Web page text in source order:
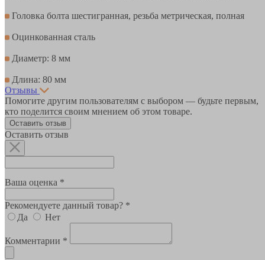
Головка болта шестигранная, резьба метрическая, полная
Оцинкованная сталь
Диаметр: 8 мм
Длина: 80 мм
Отзывы
Помогите другим пользователям с выбором — будьте первым,
кто поделится своим мнением об этом товаре.
Оставить отзыв
Оставить отзыв
Ваша оценка *
Рекомендуете данный товар? *
Да
Нет
Комментарии *